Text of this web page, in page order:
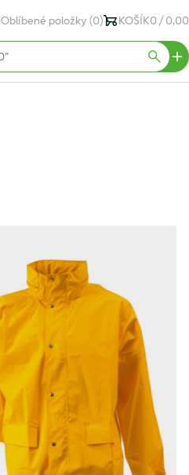
Oblíbené položky (0) KOŠÍK0 / 0,00